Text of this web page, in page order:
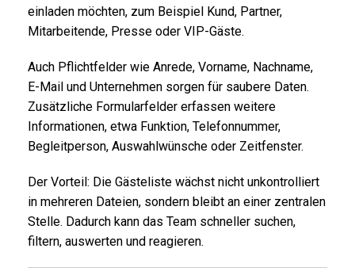
einladen möchten, zum Beispiel Kund, Partner,
Mitarbeitende, Presse oder VIP-Gäste.
Auch Pflichtfelder wie Anrede, Vorname, Nachname,
E-Mail und Unternehmen sorgen für saubere Daten.
Zusätzliche Formularfelder erfassen weitere
Informationen, etwa Funktion, Telefonnummer,
Begleitperson, Auswahlwünsche oder Zeitfenster.
Der Vorteil: Die Gästeliste wächst nicht unkontrolliert
in mehreren Dateien, sondern bleibt an einer zentralen
Stelle. Dadurch kann das Team schneller suchen,
filtern, auswerten und reagieren.